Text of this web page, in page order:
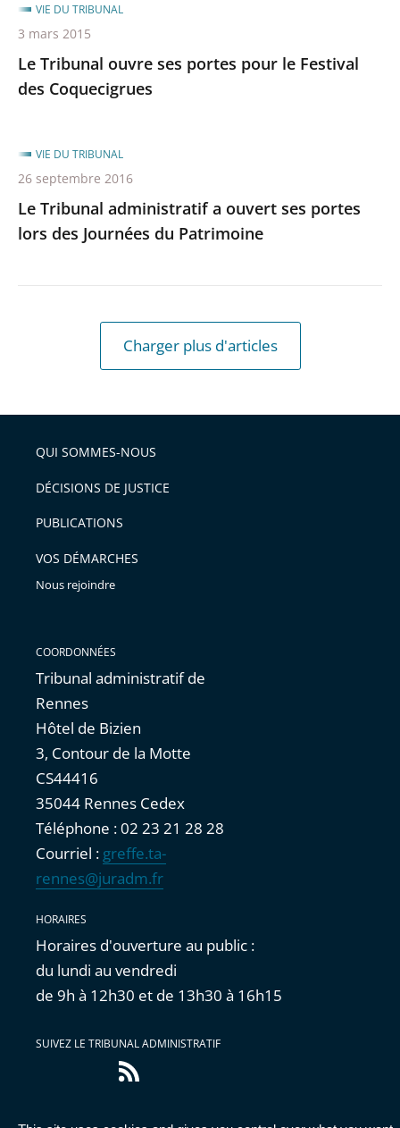
Le Tribunal ouvre ses portes pour le Festival
des Coquecigrues
VIE DU TRIBUNAL
3 mars 2015
Le Tribunal administratif a ouvert ses portes
lors des Journées du Patrimoine
VIE DU TRIBUNAL
26 septembre 2016
Charger plus d'articles
QUI SOMMES-NOUS
DÉCISIONS DE JUSTICE
PUBLICATIONS
VOS DÉMARCHES
Nous rejoindre
COORDONNÉES
Tribunal administratif de
Rennes
Hôtel de Bizien
3, Contour de la Motte
CS44416
35044 Rennes Cedex
Téléphone : 02 23 21 28 28
Courriel : greffe.ta-
rennes@juradm.fr
HORAIRES
Horaires d'ouverture au public :
du lundi au vendredi
de 9h à 12h30 et de 13h30 à 16h15
SUIVEZ LE TRIBUNAL ADMINISTRATIF
Flux
RSS